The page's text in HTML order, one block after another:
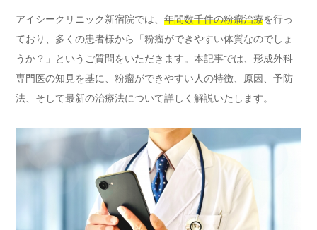
アイシークリニック新宿院では、 年間数千件の粉瘤治療を行っ
ており、多くの患者様から「粉瘤ができやすい体質なのでしょ
うか？」というご質問をいただきます。本記事では、形成外科
専門医の知見を基に、粉瘤ができやすい人の特徴、原因、予防
法、そして最新の治療法について詳しく解説いたします。